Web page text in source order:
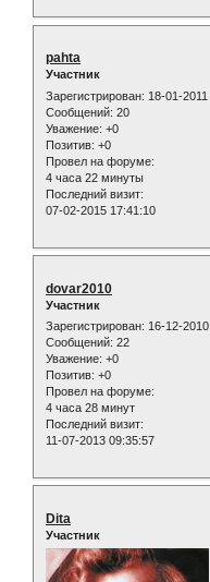
pahta
Участник
Зарегистрирован: 18-01-2011
Сообщений: 20
Уважение: +0
Позитив: +0
Провел на форуме:
4 часа 22 минуты
Последний визит:
07-02-2015 17:41:10
dovar2010
Участник
Зарегистрирован: 16-12-2010
Сообщений: 22
Уважение: +0
Позитив: +0
Провел на форуме:
4 часа 28 минут
Последний визит:
11-07-2013 09:35:57
Dita
Участник